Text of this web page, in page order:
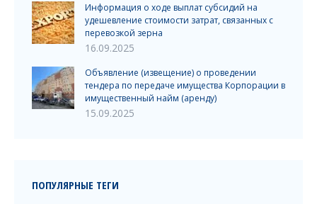
Информация о ходе выплат субсидий на
удешевление стоимости затрат, связанных с
перевозкой зерна
16.09.2025
Объявление (извещение) о проведении
тендера по передаче имущества Корпорации в
имущественный найм (аренду)
15.09.2025
ПОПУЛЯРНЫЕ ТЕГИ